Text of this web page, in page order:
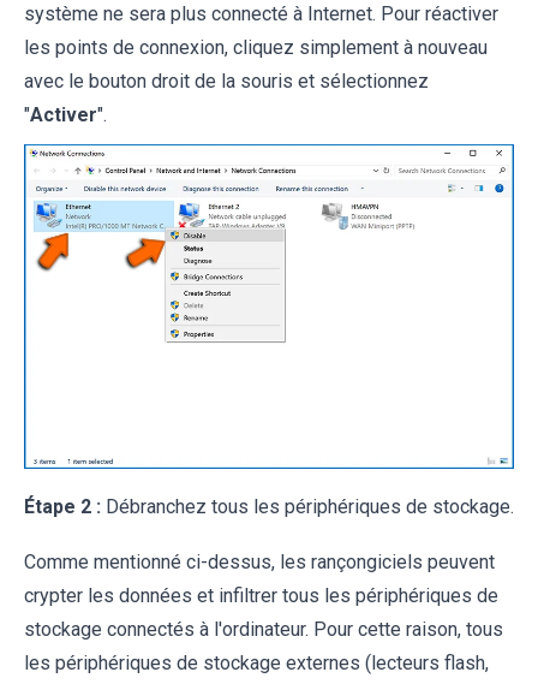
système ne sera plus connecté à Internet. Pour réactiver
les points de connexion, cliquez simplement à nouveau
avec le bouton droit de la souris et sélectionnez
"Activer".
Étape 2 : Débranchez tous les périphériques de stockage.
Comme mentionné ci-dessus, les rançongiciels peuvent
crypter les données et infiltrer tous les périphériques de
stockage connectés à l'ordinateur. Pour cette raison, tous
les périphériques de stockage externes (lecteurs flash,